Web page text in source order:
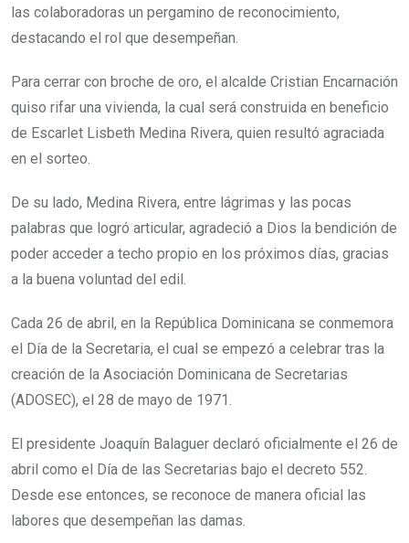
las colaboradoras un pergamino de reconocimiento,
destacando el rol que desempeñan.
Para cerrar con broche de oro, el alcalde Cristian Encarnación
quiso rifar una vivienda, la cual será construida en beneficio
de Escarlet Lisbeth Medina Rivera, quien resultó agraciada
en el sorteo.
De su lado, Medina Rivera, entre lágrimas y las pocas
palabras que logró articular, agradeció a Dios la bendición de
poder acceder a techo propio en los próximos días, gracias
a la buena voluntad del edil.
Cada 26 de abril, en la República Dominicana se conmemora
el Día de la Secretaria, el cual se empezó a celebrar tras la
creación de la Asociación Dominicana de Secretarias
(ADOSEC), el 28 de mayo de 1971.
El presidente Joaquín Balaguer declaró oficialmente el 26 de
abril como el Día de las Secretarias bajo el decreto 552.
Desde ese entonces, se reconoce de manera oficial las
labores que desempeñan las damas.